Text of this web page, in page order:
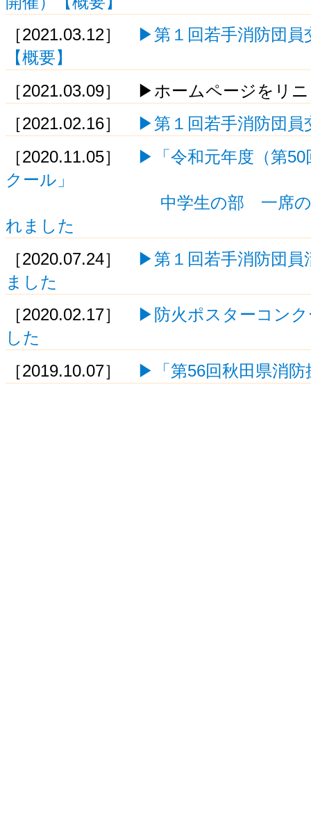
［2021.03.12］
▶第１回若手消防団員
【概要】
［2021.03.09］ ▶ホームページをリ
［2021.02.16］
▶第１回若手消防団員
［2020.11.05］
▶「令和元年度（第50
クール」
中学生の部 一席の作品が
れました
［2020.07.24］
▶第１回若手消防団員
ました
［2020.02.17］
▶防火ポスターコンク
した
［2019.10.07］
▶「第56回秋田県消防